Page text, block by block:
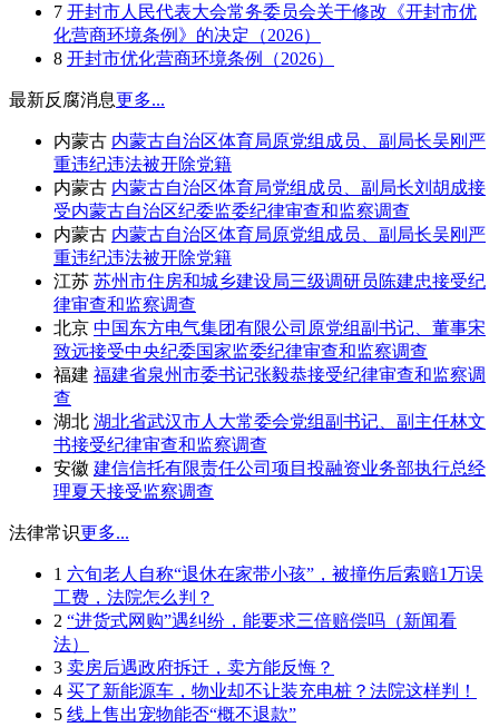
7 开封市人民代表大会常务委员会关于修改《开封市优
化营商环境条例》的决定（2026）
8 开封市优化营商环境条例（2026）
最新反腐消息更多...
内蒙古 内蒙古自治区体育局原党组成员、副局长吴刚严
重违纪违法被开除党籍
内蒙古 内蒙古自治区体育局党组成员、副局长刘胡成接
受内蒙古自治区纪委监委纪律审查和监察调查
内蒙古 内蒙古自治区体育局原党组成员、副局长吴刚严
重违纪违法被开除党籍
江苏 苏州市住房和城乡建设局三级调研员陈建忠接受纪
律审查和监察调查
北京 中国东方电气集团有限公司原党组副书记、董事宋
致远接受中央纪委国家监委纪律审查和监察调查
福建 福建省泉州市委书记张毅恭接受纪律审查和监察调
查
湖北 湖北省武汉市人大常委会党组副书记、副主任林文
书接受纪律审查和监察调查
安徽 建信信托有限责任公司项目投融资业务部执行总经
理夏天接受监察调查
法律常识更多...
1 六旬老人自称“退休在家带小孩”，被撞伤后索赔1万误
工费，法院怎么判？
2 “进货式网购”遇纠纷，能要求三倍赔偿吗（新闻看
法）
3 卖房后遇政府拆迁，卖方能反悔？
4 买了新能源车，物业却不让装充电桩？法院这样判！
5 线上售出宠物能否“概不退款”